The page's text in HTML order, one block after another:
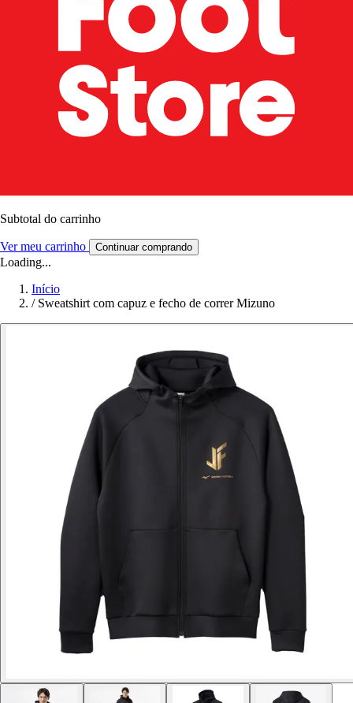
Subtotal do carrinho
Ver meu carrinho Continuar comprando
Loading...
Início
/ Sweatshirt com capuz e fecho de correr Mizuno